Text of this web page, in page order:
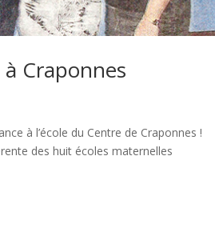
Craponnes
à l’école du Centre de Craponnes !
des huit écoles maternelles